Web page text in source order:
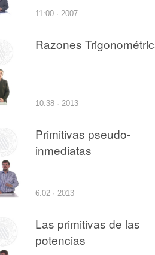
11:00 · 2007
Razones
10:38 · 2013
Primitivas pseudo-
inmediatas
6:02 · 2013
Las primitivas de las
potencias